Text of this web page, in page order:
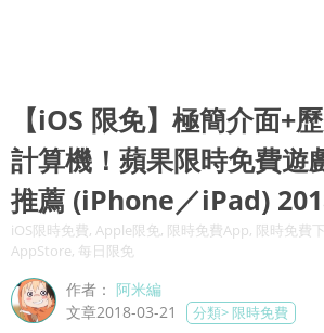
【iOS 限免】極簡介面+
計算機！蘋果限時免費遊
推薦 (iPhone／iPad)
iOS限時免費, Apple限免, 限時免費App, 限時免費
AppStore, 每日限免
作者： 阿米編
文章2018-03-21
分類>限時免費